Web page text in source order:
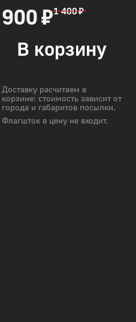
900 ₽1 400 ₽
В корзину
Доставку расчитаем в
корзине: стоимость зависит от
города и габаритов посылки.
Флагшток в цену не входит.